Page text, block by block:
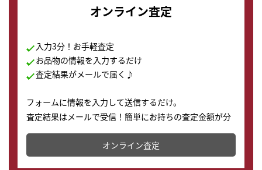
オンライン査定
入力3分！お手軽査定
お品物の情報を入力するだけ
査定結果がメールで届く♪
フォームに情報を入力して送信するだけ。
査定結果はメールで受信！簡単にお持ちの査定金額が分
かります。
オンライン査定